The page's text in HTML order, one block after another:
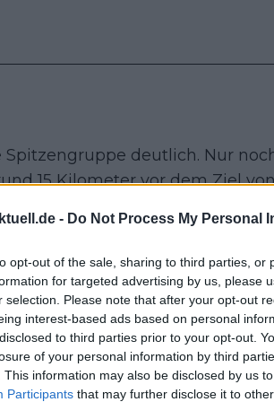
- Do Not Process My Personal
opt-out of the sale, sharing to third parties, or
for targeted advertising by us, please
selection. Please note that after your opt-out
interest-based ads based on personal
to third parties prior to your opt-out.
of your personal information by third
This information may also be disclosed by us
Participants that may further disclose it to
deutlich. Nur
15 Kilometer vor dem Ziel
und Silke Smulders gestellt
um Demi Vollering auf
Feld.
Sarah Gigante, Pauliena
Prévot und Kim Le Court
auf der technisch